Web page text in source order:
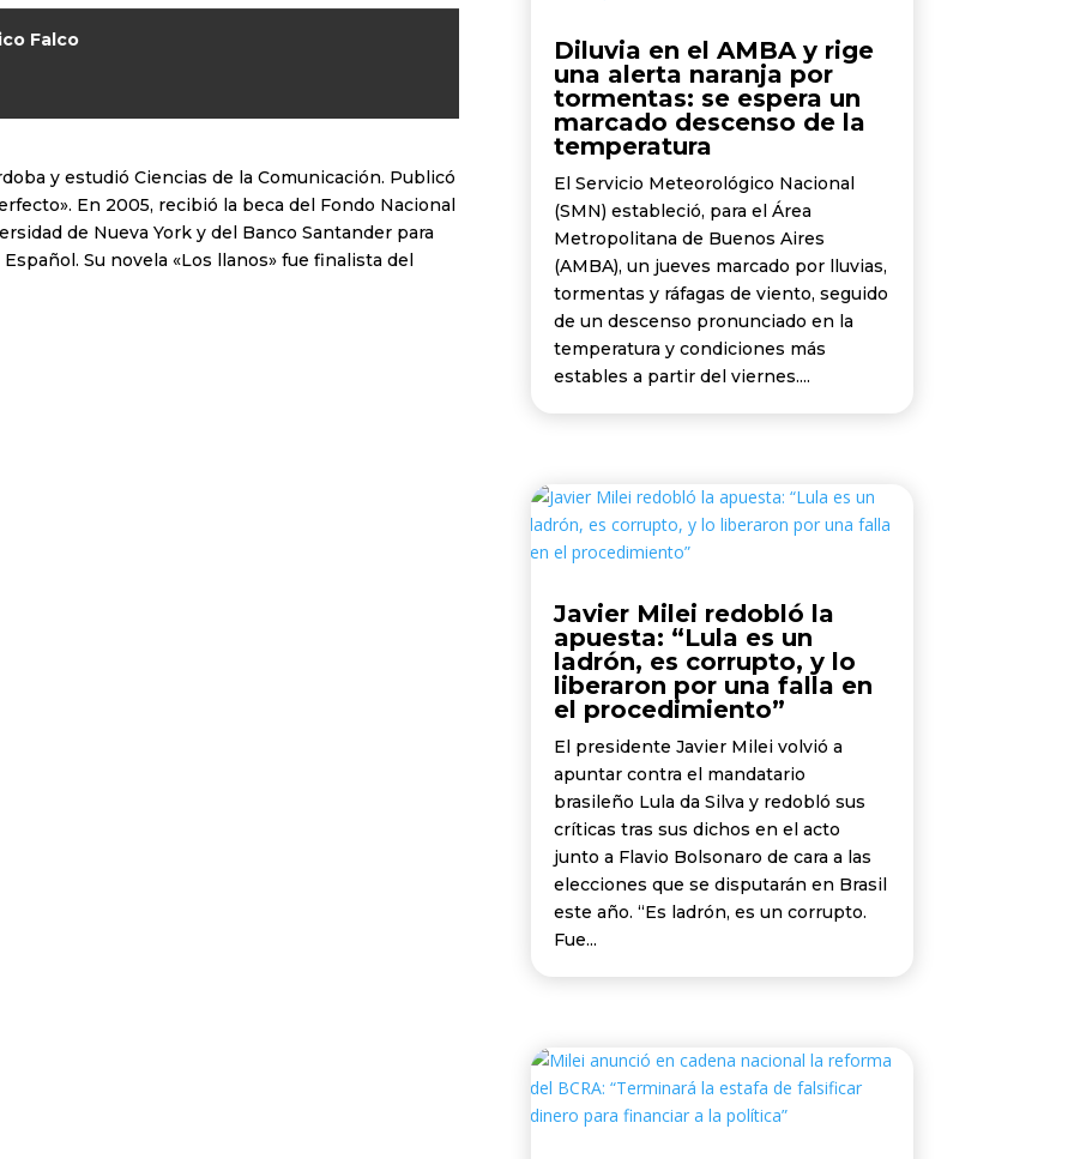
Falco
y estudió Ciencias de la Comunicación. Publicó
En 2005, recibió la beca del Fondo Nacional
de Nueva York y del Banco Santander para
Su novela «Los llanos» fue finalista del
Diluvia en el AMBA y rige
una alerta naranja por
tormentas: se espera un
marcado descenso de la
temperatura
El Servicio Meteorológico Nacional
(SMN) estableció, para el Área
Metropolitana de Buenos Aires
(AMBA), un jueves marcado por lluvias,
tormentas y ráfagas de viento, seguido
de un descenso pronunciado en la
temperatura y condiciones más
estables a partir del viernes....
Javier Milei redobló la
apuesta: “Lula es un
ladrón, es corrupto, y lo
liberaron por una falla en
el procedimiento”
El presidente Javier Milei volvió a
apuntar contra el mandatario
brasileño Lula da Silva y redobló sus
críticas tras sus dichos en el acto
junto a Flavio Bolsonaro de cara a las
elecciones que se disputarán en Brasil
este año. “Es ladrón, es un corrupto.
Fue...